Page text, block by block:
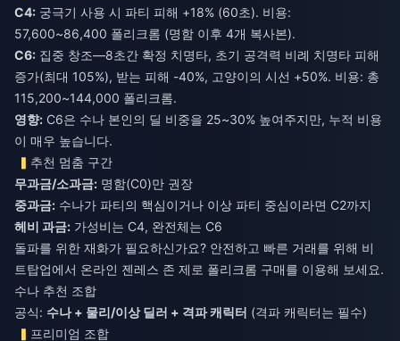
C4: 궁극기 사용 시 파티 피해 +18% (60초). 비용:
57,600~86,400 폴리크롬 (명함 이후 4개 복사본).
C6: 집중 창조—8초간 확정 치명타, 초기 공격력 비례 치명타 피해
증가(최대 105%), 받는 피해 -40%, 고양이의 시선 +50%. 비용: 총
115,200~144,000 폴리크롬.
영향: C6은 수나 본인의 딜 비중을 25~30% 높여주지만, 누적 비용
이 매우 높습니다.
추천 멈춤 구간
무과금/소과금: 명함(C0)만 권장
중과금: 수나가 파티의 핵심이거나 이상 파티 중심이라면 C2까지
헤비 과금: 가성비는 C4, 완전체는 C6
돌파를 위한 재화가 필요하신가요? 안전하고 빠른 거래를 위해 비
트탑업에서 온라인 젠레스 존 제로 폴리크롬 구매를 이용해 보세요.
수나 추천 조합
공식: 수나 + 물리/이상 딜러 + 격파 캐릭터 (격파 캐릭터는 필수)
프리미엄 조합